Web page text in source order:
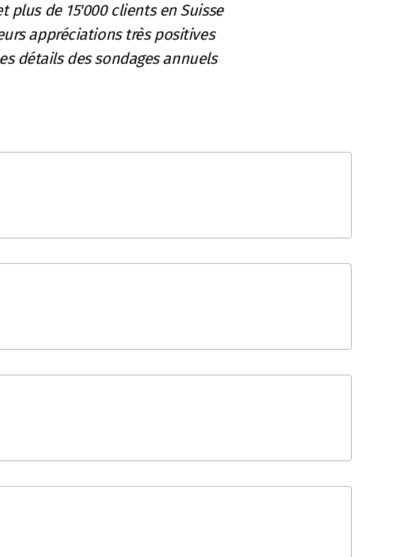
de 15'000 clients en Suisse
appréciations très positives
détails des sondages annuels